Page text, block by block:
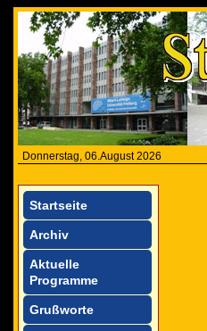
Donnerstag, 06.August 2026
Startseite
Archiv
Aktuelle
Programme
Grußworte